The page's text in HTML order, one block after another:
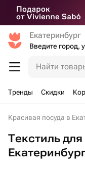
Екатеринбург
Найти
Тренды Скидки
Красивая посуда в
Текстиль для